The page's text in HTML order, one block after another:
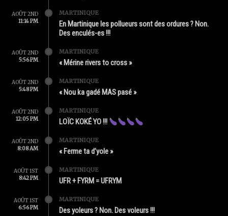
AOÛT 2ND
11:14 PM
MARTINIQUE
En Martinique les pollueurs sont des ordures ? Non.
Des enculés-es !!!
AOÛT 2ND
5:56 PM
MARTINIQUE
« Mérine rivers to cross »
AOÛT 2ND
5:48 PM
MARTINIQUE
« Nou ka gadé MAS pasé »
AOÛT 2ND
12:05 PM
MARTINIQUE
LOÏC KOKÉ YO !!!
AOÛT 2ND
8:08 AM
MARTINIQUE
« Ferme ta d’yole »
AOÛT 1ST
8:42 PM
MARTINIQUE
UFR + FYRM = UFRYM
AOÛT 1ST
6:56 PM
MARTINIQUE
Des yoleurs ? Non. Des voleurs !!!